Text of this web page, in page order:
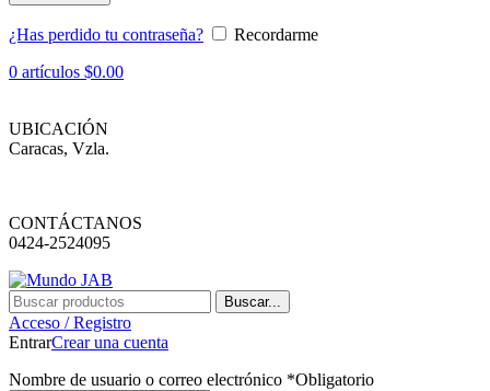
¿Has perdido tu contraseña?
Recordarme
0 artículos $0.00
UBICACIÓN
Caracas, Vzla.
CONTÁCTANOS
0424-2524095
Buscar...
Acceso / Registro
EntrarCrear una cuenta
Nombre de usuario o correo electrónico *Obligatorio